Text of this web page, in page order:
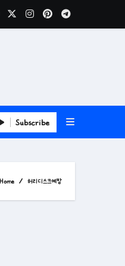
Subscribe
Home 허리디스크예방